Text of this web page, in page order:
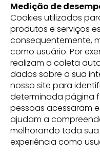
Medição de
Cookies utilizados
produtos e serviços
consequentemente,
como usuário. Por
realizam a coleta
dados sobre a sua
nosso site para
determinada página
pessoas acessaram
ajudam a
melhorando toda sua
experiência como